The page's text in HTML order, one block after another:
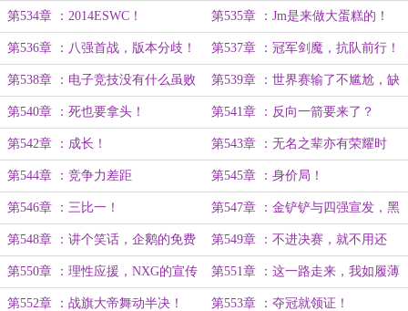
想干掉LPL？
第534章 ：2014ESWC！ 第535章 ：Jm是来做大蛋糕的！
第536章 ：八强首战，版本分歧！ 第537章 ：冠军剑魔，抗队前行！
第538章 ：电子竞技没有什么虽败
犹荣！
第539章 ：世界赛输了不尴尬，缺
谁谁尴尬。
第540章 ：死也要拿头！ 第541章 ：反向一箭要来了？
第542章 ：成长！ 第543章 ：无名之辈亦有荣耀时
刻！
第544章 ：竞争力差距 第545章 ：身价局！
第546章 ：三比一！ 第547章 ：金铲铲与四强宣发，黑
与白之争！
第548章 ：讲个笑话，企鹅的免费
游戏。
第549章 ：不进决赛，就不用还
咯。
第550章 ：理性应援，NXG的宣传
工作。
第551章 ：这一路走来，我如履薄
冰。
第552章 ：战旗大帝舞动半决！ 第553章 ：夺冠就领证！